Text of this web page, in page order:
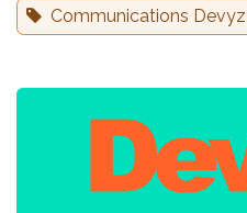
Communications